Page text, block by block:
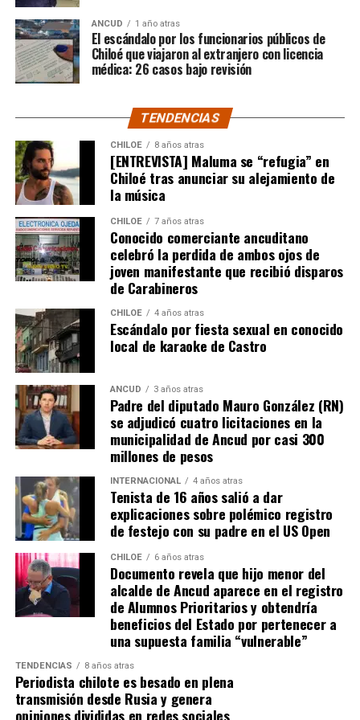
nuevamente que todas las carpetas de saneamiento
de títulos de dominios sobre la propiedad particular,
vuelvan a seguir su tramitación y puedan obtener su
título de dominio”,expresó el Consejero Cárcamo.
Recordó que, en un caso puntual, un vecino de la
comuna de Castro, que tenía un expediente que cumplía
con todos los antecedentes técnicos, administrativos y
jurídicos, solo le faltaba la inscripción en el Conservador
de Bienes Raíces, pero su tramitación fue rechazada.
El Consejero Francisco Cárcamo insistió que el nuevo
dictamen de Contraloría es una buena noticia para
muchas familias que desde hace un tiempo venían
tramitando la regularización de sus sitios, aunque ahora
también tendrán que responder con algunos requisitos
como por ejemplo tener un periodo de ocupación de la
propiedad por más de 5 años.
“Efectivamente al interpretar el dictamen de
Contraloría, si bien es cierto, permite nuevamente
sanear sitios, sobre la propiedad particular en el
sector rural específicamente, viene con algunas
precisiones y van a ser más rigurosos en la
ocupación material, es decir, la persona que quiera
sanear tiene que tener un inmueble construido
sobre el sitio, tiene que estar cerrado, tiene que
estar conectado idealmente a los servicios básicos,
idealmente a agua potable, luz eléctrica y tener
dominio de ocupación material por más de 5 años,
como lo dice la Ley”,recalcó el consejero de la
provincia de Chiloé.
Cabe recordar que el consejero Francisco Cárcamo había
planteado esta inquietud el pasado 20 de marzo en el
Consejo Regional, logrando el acuerdo de todos los
consejeros para oficiar al Ministerio del ramo e invitar a
la Seremi de Bienes Nacionales para informar de la
ANCUD 1 año atras
El escándalo por los funcionarios públicos de
Chiloé que viajaron al extranjero con licencia
médica: 26 casos bajo revisión
TENDENCIAS
CHILOE 8 años atras
[ENTREVISTA] Maluma se “refugia” en
Chiloé tras anunciar su alejamiento de
la música
CHILOE 7 años atras
Conocido comerciante ancuditano
celebró la perdida de ambos ojos de
joven manifestante que recibió disparos
de Carabineros
CHILOE 4 años atras
Escándalo por fiesta sexual en conocido
local de karaoke de Castro
ANCUD 3 años atras
Padre del diputado Mauro González (RN)
se adjudicó cuatro licitaciones en la
municipalidad de Ancud por casi 300
millones de pesos
INTERNACIONAL 4 años atras
Tenista de 16 años salió a dar
explicaciones sobre polémico registro
de festejo con su padre en el US Open
CHILOE 6 años atras
Documento revela que hijo menor del
alcalde de Ancud aparece en el registro
de Alumnos Prioritarios y obtendría
beneficios del Estado por pertenecer a
una supuesta familia “vulnerable”
TENDENCIAS 8 años atras
Periodista chilote es besado en plena
transmisión desde Rusia y genera
opiniones divididas en redes sociales